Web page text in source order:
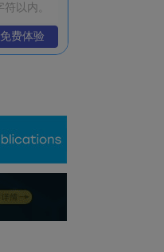
免费体验